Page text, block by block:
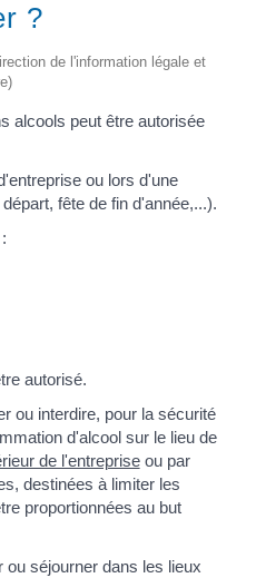
?
de l'information légale et
alcools peut être autorisée
ou lors d'une
fête de fin d'année,...).
autorisé.
ou interdire, pour la sécurité
d'alcool sur le lieu de
de l'entrepriseou par
destinées à limiter les
proportionnées au but
ou séjourner dans les lieux